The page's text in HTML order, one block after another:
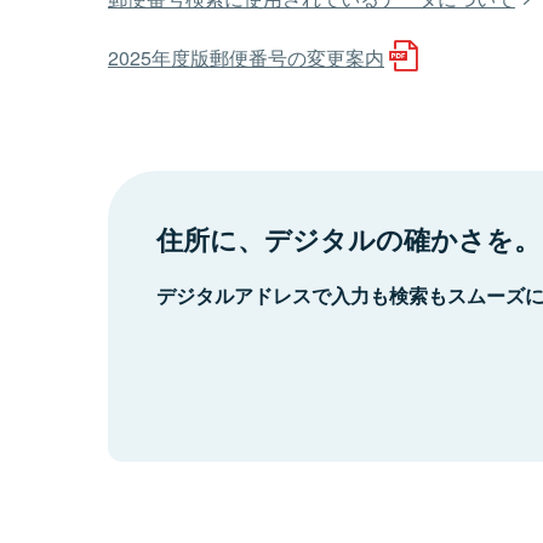
2025年度版郵便番号の変更案内
住所に、デジタルの確かさを。
デジタルアドレスで入力も検索もスムーズ